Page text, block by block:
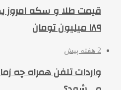
قیمت طلا و سکه امروز
۱۸۹ میلیون تومان
2 هفته پیش
واردات تلفن همراه چه